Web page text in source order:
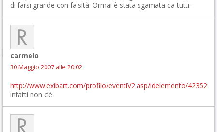
di farsi grande con falsità. Ormai è stata sgamata da tutti.
carmelo
30 Maggio 2007 alle 20:02
http://www.exibart.com/profilo/eventiV2.asp/idelemento/42352
infatti non c’è